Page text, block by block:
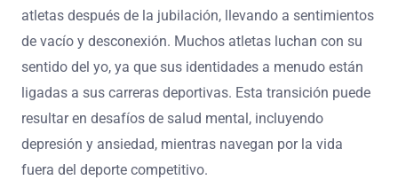
atletas después de la jubilación, llevando a sentimientos
de vacío y desconexión. Muchos atletas luchan con su
sentido del yo, ya que sus identidades a menudo están
ligadas a sus carreras deportivas. Esta transición puede
resultar en desafíos de salud mental, incluyendo
depresión y ansiedad, mientras navegan por la vida
fuera del deporte competitivo.